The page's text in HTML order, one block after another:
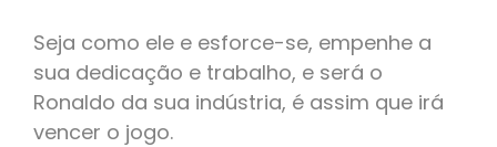
Seja como ele e esforce-se, empenhe a
sua dedicação e trabalho, e será o
Ronaldo da sua indústria, é assim que irá
vencer o jogo.